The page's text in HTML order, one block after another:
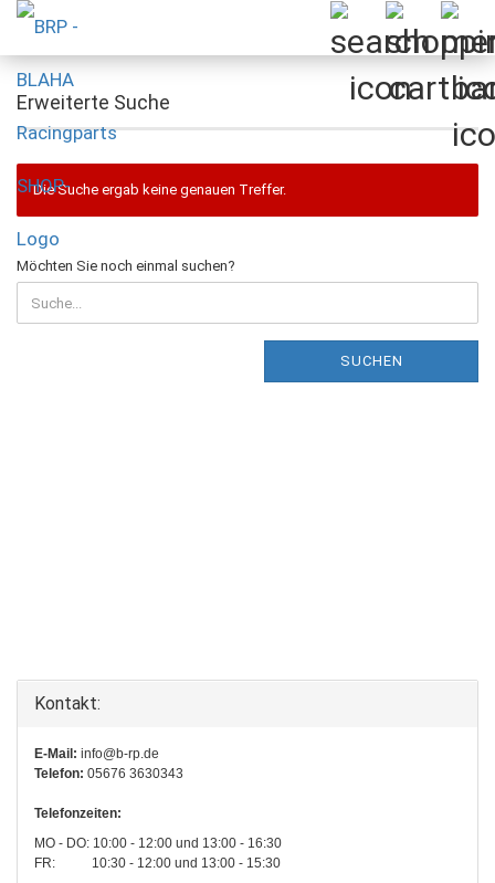
Erweiterte Suche
Die Suche ergab keine genauen Treffer.
MÖCHTEN
SIE
NOCH
EINMAL
Möchten Sie noch einmal suchen?
SUCHEN
Kontakt:
E-Mail: info@b-rp.de
Telefon: 05676 3630343
Telefonzeiten:
MO - DO: 10:00 - 12:00 und 13:00 - 16:30
FR: 10:30 - 12:00 und 13:00 - 15:30